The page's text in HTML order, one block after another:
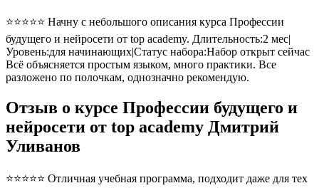
⭐⭐⭐⭐⭐ Начну с небольшого описания курса Профессии
будущего и нейросети от top academy. Длительность:2 мес|
Уровень:для начинающих|Статус набора:Набор открыт сейчас
Всё объясняется простым языком, много практики. Все
разложено по полочкам, однозначно рекомендую.
Отзыв о курсе Профессии будущего и
нейросети от top academy Дмитрий
Уливанов
⭐⭐⭐⭐⭐ Отличная учебная программа, подходит даже для тех